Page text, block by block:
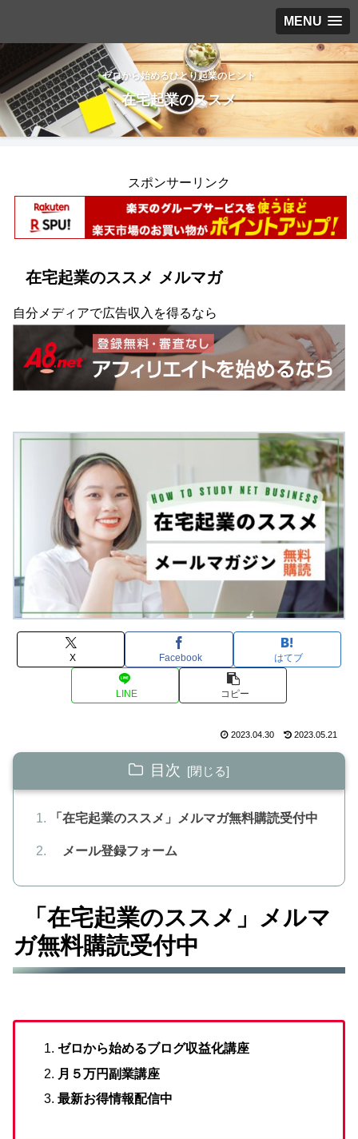
MENU
ゼロから始めるひとり起業のヒント
在宅起業のススメ
スポンサーリンク
在宅起業のススメ メルマガ
自分メディアで広告収入を得るなら
X Facebook はてブ
LINE コピー
2023.04.30 2023.05.21
目次
「在宅起業のススメ」メルマガ無料購読受付中
メール登録フォーム
「在宅起業のススメ」メルマ
ガ無料購読受付中
ゼロから始めるブログ収益化講座
月５万円副業講座
最新お得情報配信中